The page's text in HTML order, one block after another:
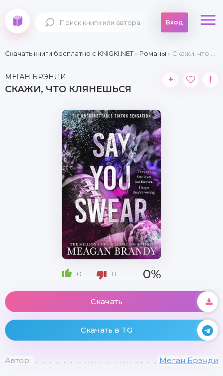
Вход
Скачать книги бесплатно c KNIGKI.NET» Романы » Скажи, что клянешься
МЕГАН БРЭНДИ
СКАЖИ, ЧТО КЛЯНЕШЬСЯ
+ !
0 0 0%
Скачать
Скачать в TG
Автор: Меган Брэнди